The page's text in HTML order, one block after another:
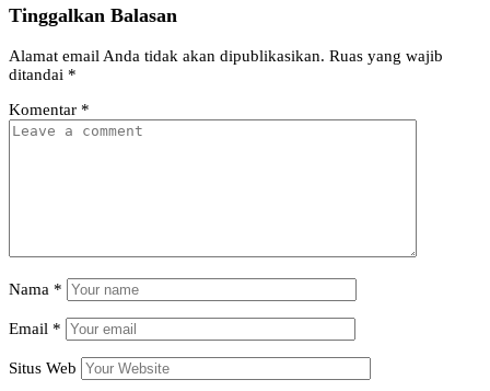
Tinggalkan Balasan
Alamat email Anda tidak akan dipublikasikan. Ruas yang wajib
ditandai *
Komentar *
Nama *
Email *
Situs Web